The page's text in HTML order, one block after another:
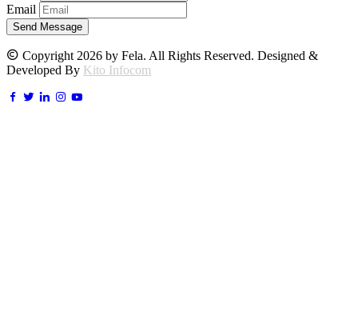
Email
Send Message
Copyright 2026 by Fela. All Rights Reserved. Designed &
Developed By Kito Infocom